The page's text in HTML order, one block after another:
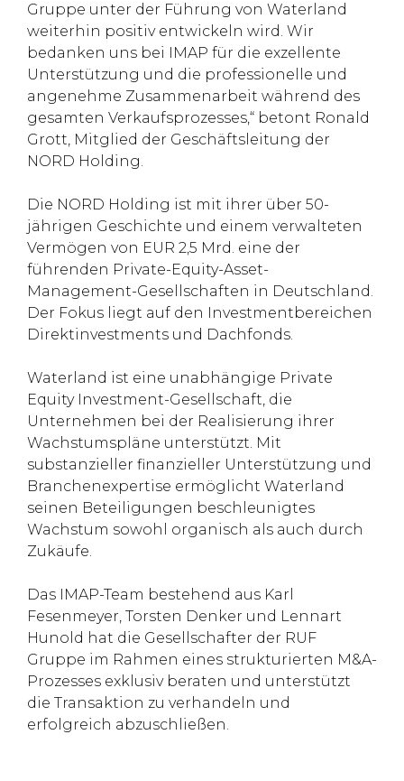
Gruppe unter der Führung von Waterland
weiterhin positiv entwickeln wird. Wir
bedanken uns bei IMAP für die exzellente
Unterstützung und die professionelle und
angenehme Zusammenarbeit während des
gesamten Verkaufsprozesses,“ betont Ronald
Grott, Mitglied der Geschäftsleitung der
NORD Holding.
Die NORD Holding ist mit ihrer über 50-
jährigen Geschichte und einem verwalteten
Vermögen von EUR 2,5 Mrd. eine der
führenden Private-Equity-Asset-
Management-Gesellschaften in Deutschland.
Der Fokus liegt auf den Investmentbereichen
Direktinvestments und Dachfonds.
Waterland ist eine unabhängige Private
Equity Investment-Gesellschaft, die
Unternehmen bei der Realisierung ihrer
Wachstumspläne unterstützt. Mit
substanzieller finanzieller Unterstützung und
Branchenexpertise ermöglicht Waterland
seinen Beteiligungen beschleunigtes
Wachstum sowohl organisch als auch durch
Zukäufe.
Das IMAP-Team bestehend aus Karl
Fesenmeyer, Torsten Denker und Lennart
Hunold hat die Gesellschafter der RUF
Gruppe im Rahmen eines strukturierten M&A-
Prozesses exklusiv beraten und unterstützt
die Transaktion zu verhandeln und
erfolgreich abzuschließen.